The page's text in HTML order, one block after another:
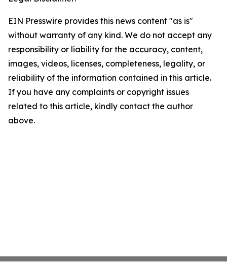
EIN Presswire provides this news content "as is"
without warranty of any kind. We do not accept any
responsibility or liability for the accuracy, content,
images, videos, licenses, completeness, legality, or
reliability of the information contained in this article.
If you have any complaints or copyright issues
related to this article, kindly contact the author
above.